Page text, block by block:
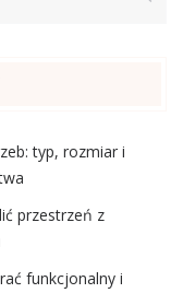
typ, rozmiar i
przestrzeń z
funkcjonalny i